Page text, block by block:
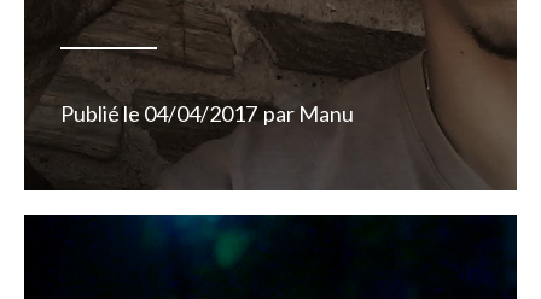
Publié le04/04/2017 par Manu